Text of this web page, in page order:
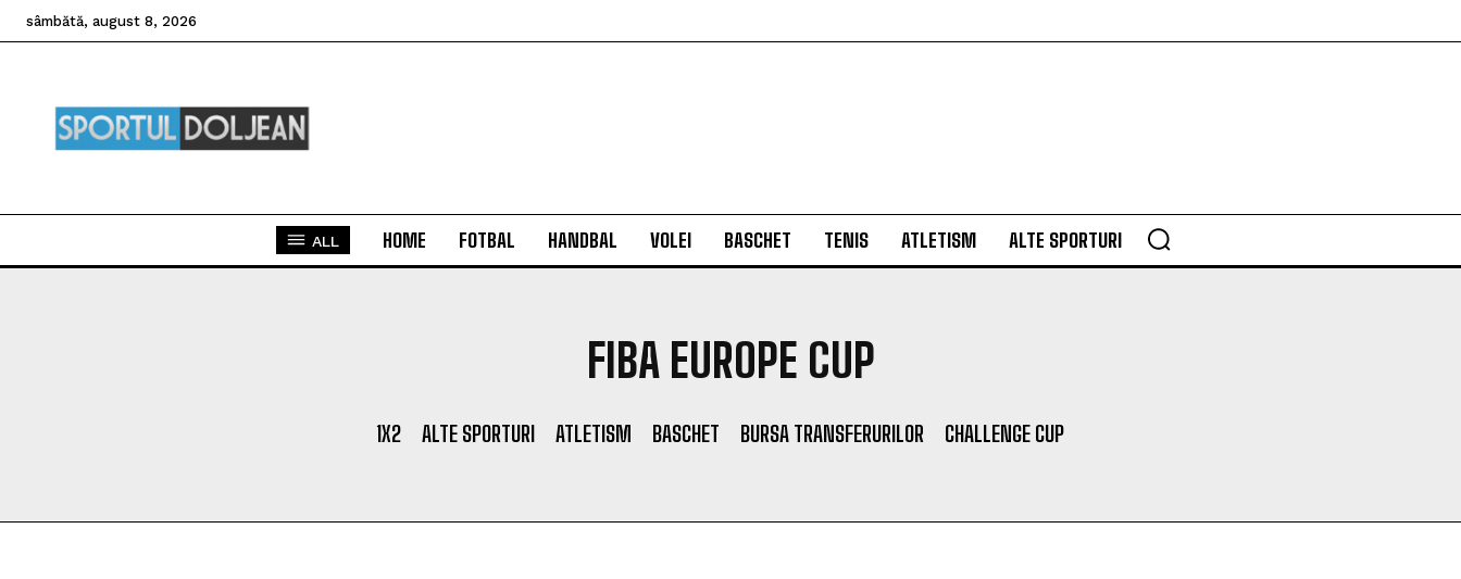
sâmbătă, august 8, 2026
ALL HOME FOTBAL HANDBAL VOLEI BASCHET TENIS ATLETISM ALTE SPORTURI
FIBA EUROPE CUP
1X2 ALTE SPORTURI ATLETISM BASCHET BURSA TRANSFERURILOR CHALLENGE CUP